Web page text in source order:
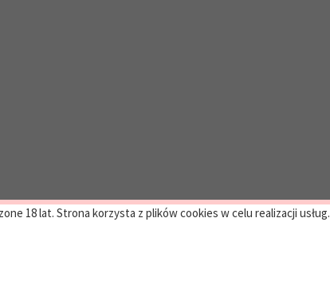
18 lat. Strona korzysta z plików cookies w celu realizacji usług.